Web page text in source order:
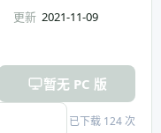
更新 2021-11-09
暂无 PC 版
已下载 124 次